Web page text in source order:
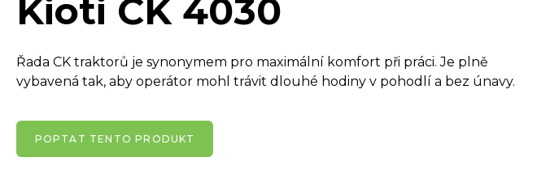
Kioti CK 4030
Řada CK traktorů je synonymem pro maximální komfort při práci. Je plně
vybavená tak, aby operátor mohl trávit dlouhé hodiny v pohodlí a bez únavy.
POPTAT TENTO PRODUKT